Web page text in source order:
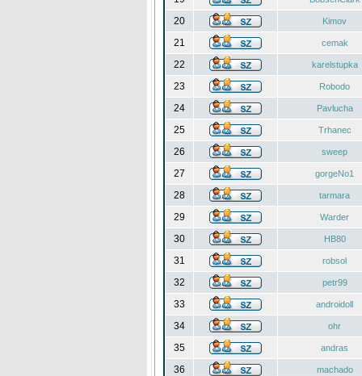
20 Kimov
21 cemak
22 karelstupka
23 Robodo
24 Pavlucha
25 Trhanec
26 sweep
27 gorgeNo1
28 tarmara
29 Warder
30 HB80
31 robsol
32 petr99
33 androidoll
34 ohr
35 andras
36 machado